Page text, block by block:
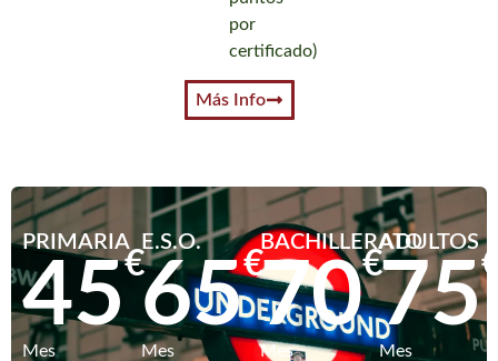
por
certificado)
Más Info
PRIMARIA
45€
Mes
E.S.O.
65€
Mes
BACHILLERATO
70€
Mes
ADULTOS
75
Mes